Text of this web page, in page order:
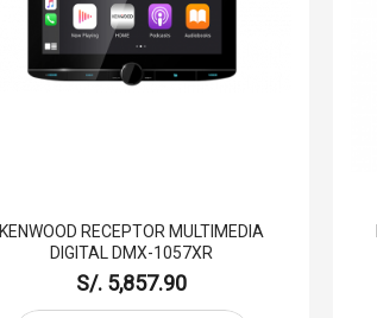
KENWOOD RECEPTOR MULTIMEDIA
DIGITAL DMX-1057XR
S/. 5,857.90